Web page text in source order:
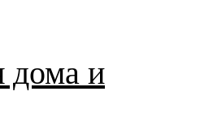
дома и